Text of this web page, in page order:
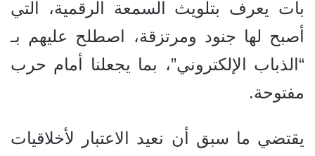
بات يعرف بتلويث السمعة الرقمية، التي
أصبح لها جنود ومرتزقة، اصطلح عليهم بـ
“الذباب الإلكتروني”، بما يجعلنا أمام حرب
مفتوحة.
يقتضي ما سبق أن نعيد الاعتبار لأخلاقيات